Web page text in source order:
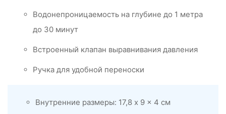
Водонепроницаемость на глубине до 1 метра
до 30 минут
Встроенный клапан выравнивания давления
Ручка для удобной переноски
Внутренние размеры: 17,8 x 9 x 4 см